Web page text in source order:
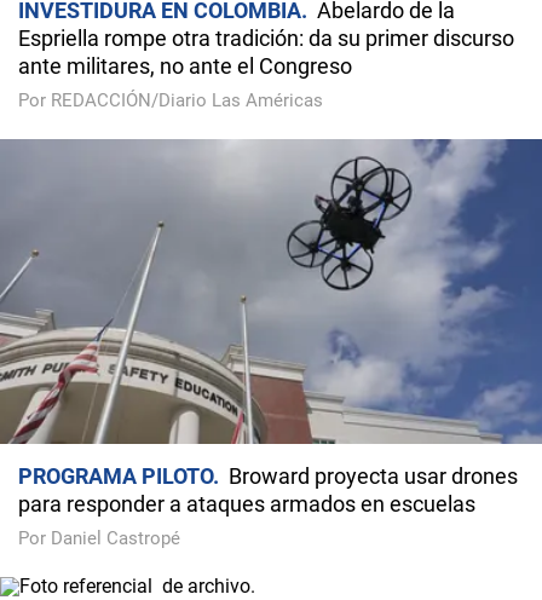
INVESTIDURA EN COLOMBIA
Abelardo de la
Espriella rompe otra tradición: da su primer discurso
ante militares, no ante el Congreso
Por REDACCIÓN/Diario Las Américas
PROGRAMA PILOTO
Broward proyecta usar drones
para responder a ataques armados en escuelas
Por Daniel Castropé